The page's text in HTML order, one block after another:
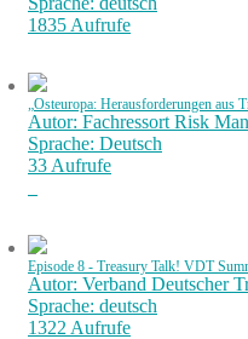
1835 Aufrufe
„Osteuropa: Herausforderungen aus
Autor: Fachressort Risk
Sprache: Deutsch
33 Aufrufe
Episode 8 - Treasury Talk! VDT
Autor: Verband Deutscher
Sprache: deutsch
1322 Aufrufe